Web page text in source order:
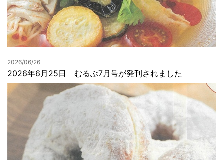
2026/06/26
2026年6月25日 むるぶ7月号が発刊されました